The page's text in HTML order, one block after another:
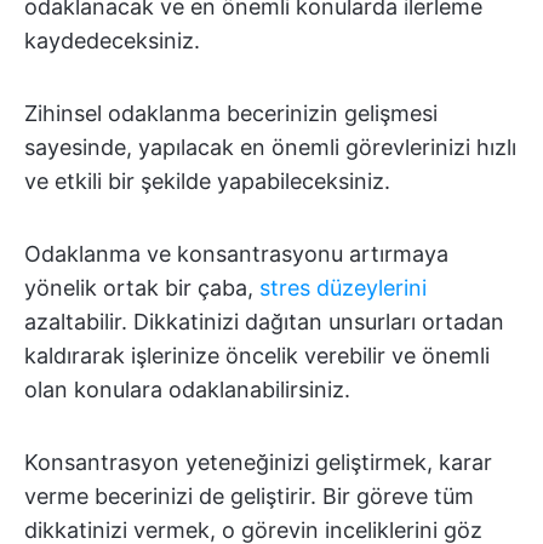
odaklanacak ve en önemli konularda ilerleme
kaydedeceksiniz.
Zihinsel odaklanma becerinizin gelişmesi
sayesinde, yapılacak en önemli görevlerinizi hızlı
ve etkili bir şekilde yapabileceksiniz.
Odaklanma ve konsantrasyonu artırmaya
yönelik ortak bir çaba, stres düzeylerini
azaltabilir. Dikkatinizi dağıtan unsurları ortadan
kaldırarak işlerinize öncelik verebilir ve önemli
olan konulara odaklanabilirsiniz.
Konsantrasyon yeteneğinizi geliştirmek, karar
verme becerinizi de geliştirir. Bir göreve tüm
dikkatinizi vermek, o görevin inceliklerini göz